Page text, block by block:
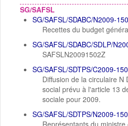
SG/SAFSL
SG/SAFSL/SDABC/N2009-
Recettes du budget
SG/SAFSL/SDABC/SDLP/
SAFSLN20091502Z
SG/SAFSL/SDTPS/C2009-
Diffusion de la circulaire
social prévu à l'article 13
sociale pour 2009.
SG/SAFSL/SDTPS/N2009-
Représentants du